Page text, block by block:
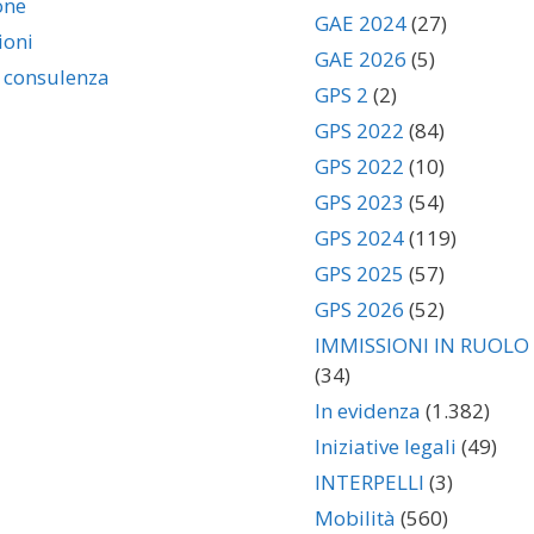
GAE 2024(27)
GAE 2026 (5)
GPS 2 (2)
GPS 2022 (84)
GPS 2022 (10)
GPS 2023 (54)
GPS 2024(119)
GPS 2025 (57)
GPS 2026 (52)
IMMISSIONI IN
(34)
In evidenza (1.382)
Iniziative legali (49)
INTERPELLI (3)
Mobilità (560)